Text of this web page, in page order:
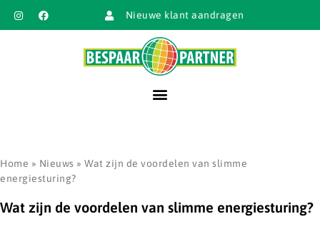
Nieuwe klant aandragen
Home » Nieuws » Wat zijn de voordelen van slimme
energiesturing?
Wat zijn de voordelen van slimme energiesturing?